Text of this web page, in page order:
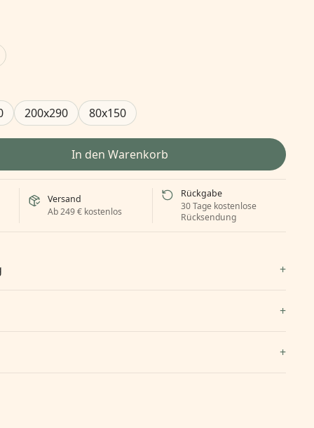
200x290 80x150
In den Warenkorb
Versand
Ab 249 € kostenlos
Rückgabe
30 Tage kostenlose
Rücksendung